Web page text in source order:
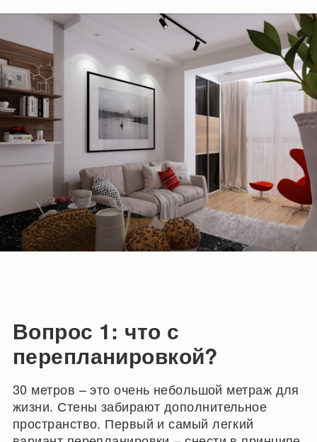
Вопрос 1: что с
перепланировкой?
30 метров – это очень небольшой метраж для
жизни. Стены забирают дополнительное
пространство. Первый и самый легкий